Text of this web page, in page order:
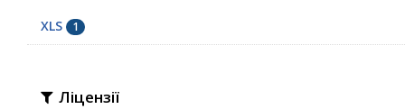
XLS 1
Ліцензії